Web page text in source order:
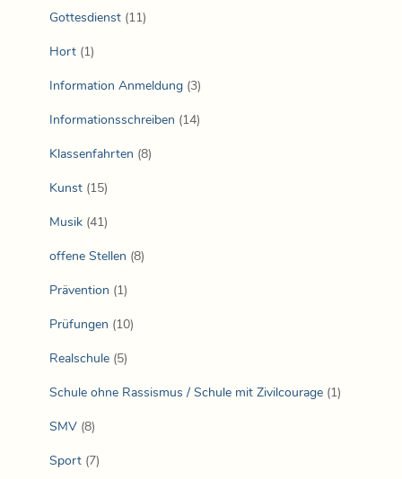
Gottesdienst (11)
Hort (1)
Information Anmeldung (3)
Informationsschreiben (14)
Klassenfahrten (8)
Kunst (15)
Musik (41)
offene Stellen (8)
Prävention (1)
Prüfungen (10)
Realschule (5)
Schule ohne Rassismus / Schule mit Zivilcourage (1)
SMV (8)
Sport (7)